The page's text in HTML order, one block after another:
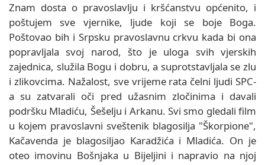
Znam dosta o pravoslavlju i kršćanstvu općenito, i
poštujem sve vjernike, ljude koji se boje Boga.
Poštovao bih i Srpsku pravoslavnu crkvu kada bi ona
popravljala svoj narod, što je uloga svih vjerskih
zajednica, služila Bogu i dobru, a suprotstavljala se zlu
i zlikovcima. Nažalost, sve vrijeme rata čelni ljudi SPC-
a su zatvarali oči pred užasnim zločinima i davali
podršku Mladiću, Šešelju i Arkanu. Svi smo gledali film
u kojem pravoslavni sveštenik blagosilja "Škorpione",
Kačavenda je blagosiljao Karadžića i Mladića. On je
oteo imovinu Bošnjaka u Bijeljini i napravio na njoj